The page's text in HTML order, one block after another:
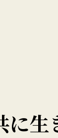
に生